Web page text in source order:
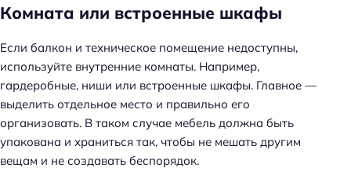
Комната или встроенные шкафы
Если балкон и техническое помещение недоступны,
используйте внутренние комнаты. Например,
гардеробные, ниши или встроенные шкафы. Главное —
выделить отдельное место и правильно его
организовать. В таком случае мебель должна быть
упакована и храниться так, чтобы не мешать другим
вещам и не создавать беспорядок.